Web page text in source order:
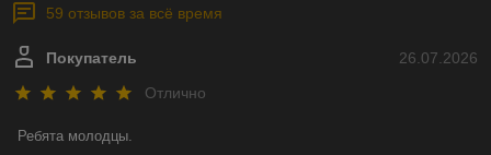
59 отзывов за всё время
26.07.2026
Покупатель
Отлично
Ребята молодцы.